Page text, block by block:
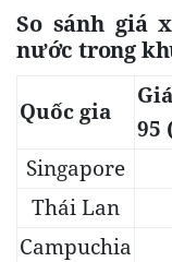
So sánh giá
nước trong
Quốc gia
95
Singapore
Thái Lan
Campuchia